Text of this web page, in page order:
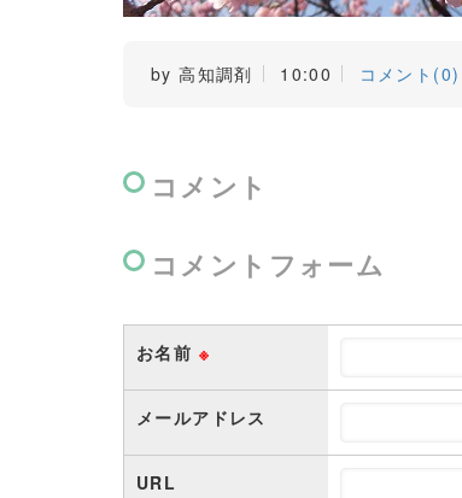
by高知調剤 10:00 コメント(0)
コメント
コメントフォーム
お名前 ※
メールアドレス
URL